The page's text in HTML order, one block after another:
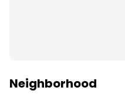
Neighborhood